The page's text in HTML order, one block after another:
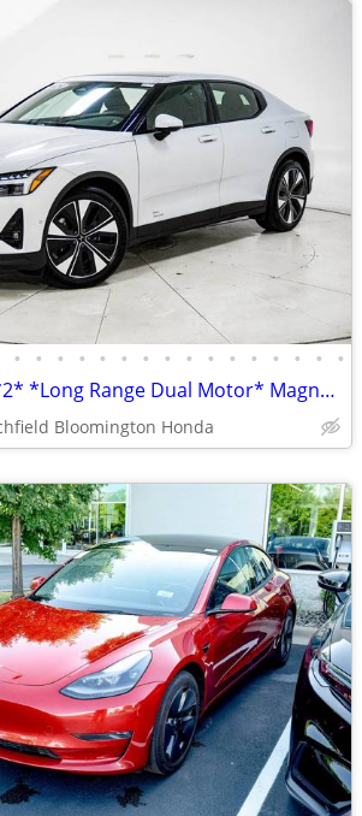
• • • • • • • • • • • • • • • •
2024 *Polestar* *2* *Long Range Dual Motor* Magnesiu
Bloomington Honda